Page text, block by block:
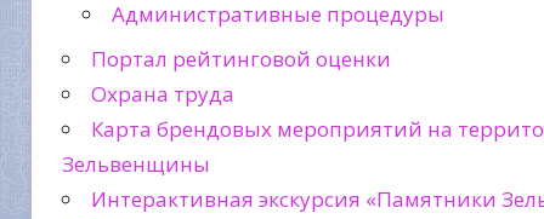
Административные процедуры
Портал рейтинговой оценки
Охрана труда
Карта брендовых мероприятий на
Зельвенщины
Интерактивная экскурсия «Памятники